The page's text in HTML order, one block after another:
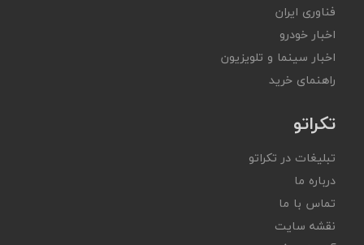
فناوری ایران
اخبار خودرو
اخبار سینما و تلویزیون
راهنمای خرید
تکراتو
تبلیغات در تکراتو
درباره ما
تماس با ما
نقشه سایت